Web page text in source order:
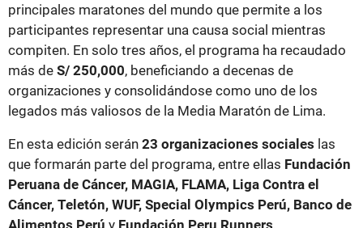
principales maratones del mundo que permite a los
participantes representar una causa social mientras
compiten. En solo tres años, el programa ha recaudado
más de S/ 250,000, beneficiando a decenas de
organizaciones y consolidándose como uno de los
legados más valiosos de la Media Maratón de Lima.
En esta edición serán 23 organizaciones sociales las
que formarán parte del programa, entre ellas Fundación
Peruana de Cáncer, MAGIA, FLAMA, Liga Contra el
Cáncer, Teletón, WUF, Special Olympics Perú, Banco de
Alimentos Perú y Fundación Peru Runners,